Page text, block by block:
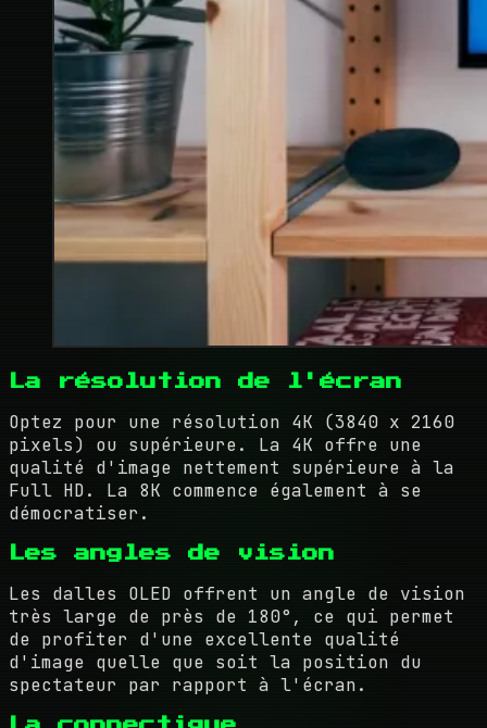
La résolution de l'écran
Optez pour une résolution 4K (3840 x 2160
pixels) ou supérieure. La 4K offre une
qualité d'image nettement supérieure à la
Full HD. La 8K commence également à se
démocratiser.
Les angles de vision
Les dalles OLED offrent un angle de vision
très large de près de 180°, ce qui permet
de profiter d'une excellente qualité
d'image quelle que soit la position du
spectateur par rapport à l'écran.